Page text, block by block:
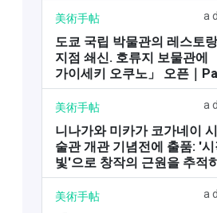
美術手帖 a
도쿄 국립 박물관의 레스토
지점 쇄신. 호류지 보물관에
가이세키 오쿠노」 오픈｜
美術手帖 a
니나가와 미카가 코가네이
술관 개관 기념전에 출품: '시
빛'으로 창작의 근원을 추적
美術手帖 a